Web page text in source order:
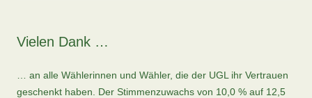
Vielen Dank …
… an alle Wählerinnen und Wähler, die der UGL ihr Vertrauen
geschenkt haben. Der Stimmenzuwachs von 10,0 % auf 12,5